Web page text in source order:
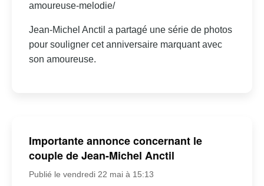
amoureuse-melodie/
Jean-Michel Anctil a partagé une série de photos
pour souligner cet anniversaire marquant avec
son amoureuse.
Importante annonce concernant le
couple de Jean-Michel Anctil
Publié le vendredi 22 mai à 15:13